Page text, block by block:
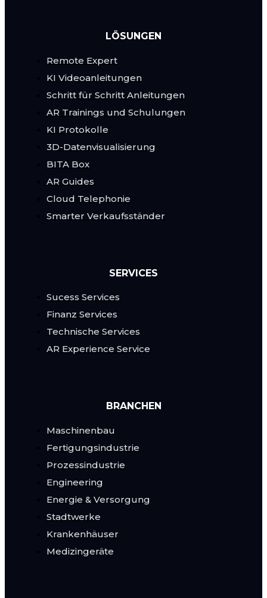
LÖSUNGEN
Remote Expert
KI Videoanleitungen
Schritt für Schritt Anleitungen
AR Trainings und Schulungen
KI Protokolle
3D-Datenvisualisierung
BITA Box
AR Guides
Cloud Telephonie
Smarter Verkaufsständer
SERVICES
Sucess Services
Finanz Services
Technische Services
AR Experience Service
BRANCHEN
Maschinenbau
Fertigungsindustrie
Prozessindustrie
Engineering
Energie & Versorgung
Stadtwerke
Krankenhäuser
Medizingeräte